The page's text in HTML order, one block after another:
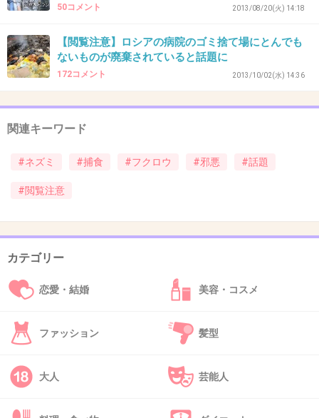
37. 匿名2013/09/25(水) 11:41:50
なんという至福の表情ｗ
39. 匿名2013/09/25(水) 11:43:36
猛禽類だもの。
40. 匿名 2013/09/25(水) 11:43:41
50コメント 2013/08/20(火) 14:18
【閲覧注意】ロシアの病院のゴミ捨て場にとんでも
ないものが廃棄されていると話題に
172コメント 2013/10/02(水) 14:36
関連キーワード
#ネズミ #捕食 #フクロウ #邪悪 #話題
#閲覧注意
カテゴリー
恋愛・結婚 美容・コスメ
ファッション 髪型
大人 芸能人